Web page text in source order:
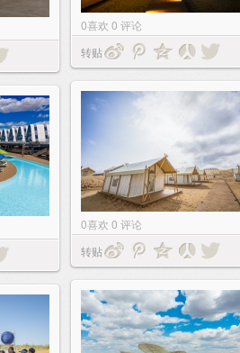
0喜欢 0 评论
转贴
0喜欢 0 评论
转贴